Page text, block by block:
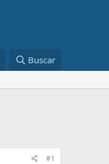
Buscar
#1